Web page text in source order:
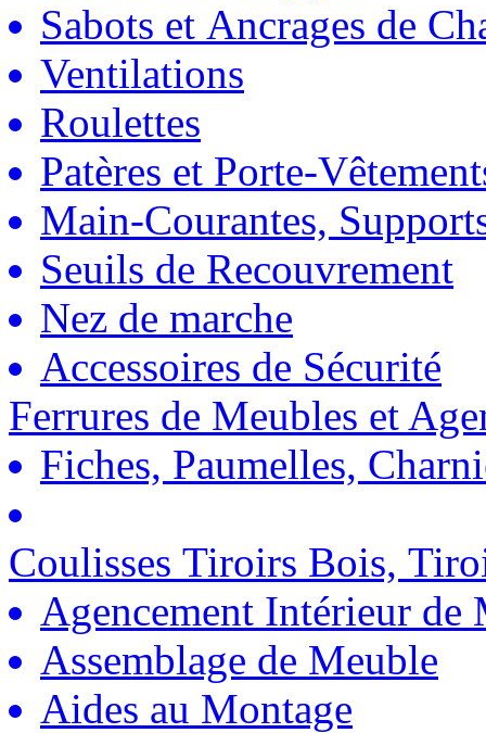
Sabots et Ancrages de
Ventilations
Roulettes
Patères et Porte-
Main-Courantes,
Seuils de Recouvrement
Nez de marche
Accessoires de Sécurité
Ferrures de Meubles et
Fiches, Paumelles,
Coulisses Tiroirs Bois,
Agencement Intérieur de
Assemblage de Meuble
Aides au Montage